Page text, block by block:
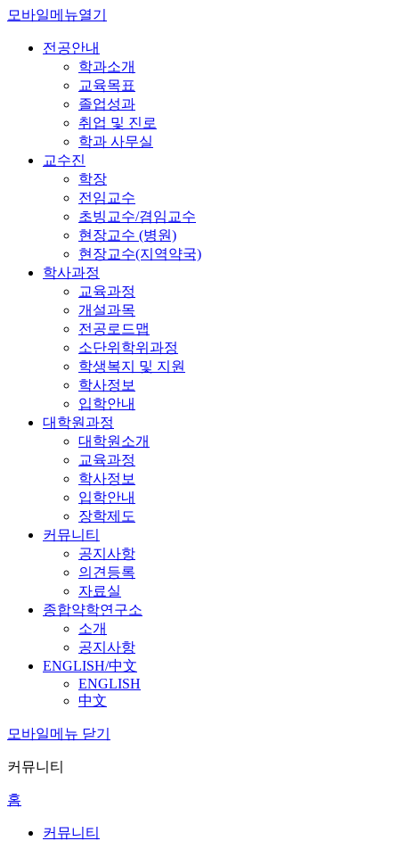
모바일메뉴열기
전공안내
학과소개
교육목표
졸업성과
취업 및 진로
학과 사무실
교수진
학장
전임교수
초빙교수/겸임교수
현장교수 (병원)
현장교수(지역약국)
학사과정
교육과정
개설과목
전공로드맵
소단위학위과정
학생복지 및 지원
학사정보
입학안내
대학원과정
대학원소개
교육과정
학사정보
입학안내
장학제도
커뮤니티
공지사항
의견등록
자료실
종합약학연구소
소개
공지사항
ENGLISH/中文
ENGLISH
中文
모바일메뉴 닫기
커뮤니티
홈
커뮤니티